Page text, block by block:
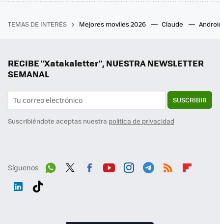
TEMAS DE INTERÉS Mejores moviles 2026 Claude
RECIBE "Xatakaletter", NUESTRA NEWSLETTER
SEMANAL
SUSCRIBIR
Suscribiéndote aceptas nuestra política de privacidad
Síguenos